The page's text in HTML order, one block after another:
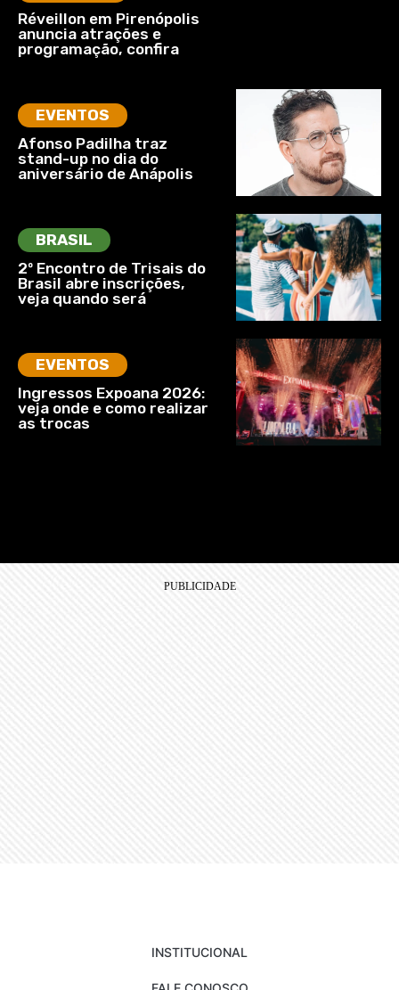
Réveillon em Pirenópolis
anuncia atrações e
programação, confira
EVENTOS
Afonso Padilha traz
stand-up no dia do
aniversário de Anápolis
BRASIL
2º Encontro de Trisais do
Brasil abre inscrições,
veja quando será
EVENTOS
Ingressos Expoana 2026:
veja onde e como realizar
as trocas
INSTITUCIONAL